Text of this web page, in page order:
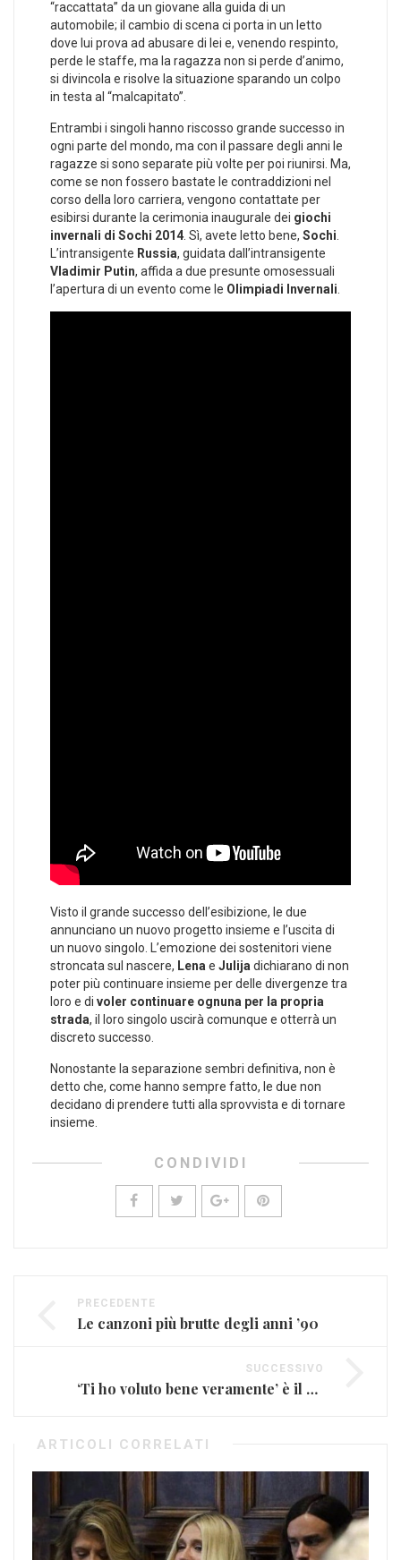
“raccattata” da un giovane alla guida di un
automobile; il cambio di scena ci porta in un letto
dove lui prova ad abusare di lei e, venendo respinto,
perde le staffe, ma la ragazza non si perde d’animo,
si divincola e risolve la situazione sparando un colpo
in testa al “malcapitato”.
Entrambi i singoli hanno riscosso grande successo in
ogni parte del mondo, ma con il passare degli anni le
ragazze si sono separate più volte per poi riunirsi. Ma,
come se non fossero bastate le contraddizioni nel
corso della loro carriera, vengono contattate per
esibirsi durante la cerimonia inaugurale dei giochi
invernali di Sochi 2014. Sì, avete letto bene, Sochi.
L’intransigente Russia, guidata dall’intransigente
Vladimir Putin, affida a due presunte omosessuali
l’apertura di un evento come le Olimpiadi Invernali.
Visto il grande successo dell’esibizione, le due
annunciano un nuovo progetto insieme e l’uscita di
un nuovo singolo. L’emozione dei sostenitori viene
stroncata sul nascere, Lenae Julijadichiarano di non
poter più continuare insieme per delle divergenze tra
loro e di voler continuare ognuna per la propria
strada, il loro singolo uscirà comunque e otterrà un
discreto successo.
Nonostante la separazione sembri definitiva, non è
detto che, come hanno sempre fatto, le due non
decidano di prendere tutti alla sprovvista e di tornare
insieme.
CONDIVIDI
PRECEDENTE
Le canzoni più brutte degli anni ’90
SUCCESSIVO
‘Ti ho voluto bene veramente’ è il nuovo singolo di Marco Mengoni
ARTICOLI CORRELATI